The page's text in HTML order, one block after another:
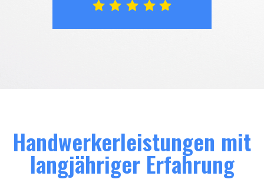
Handwerkerleistungen mit
langjähriger Erfahrung